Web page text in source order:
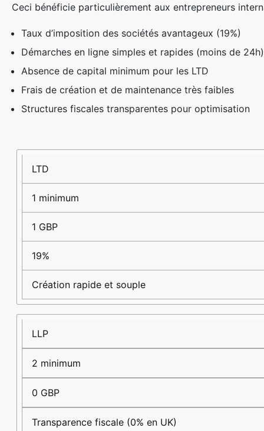
Ceci bénéficie particulièrement aux entrepreneurs
Taux d’imposition des sociétés avantageux (19%)
Démarches en ligne simples et rapides (moins de 24h)
Absence de capital minimum pour les LTD
Frais de création et de maintenance très faibles
Structures fiscales transparentes pour optimisation
Type
de
société
Nombre
d’associés
Capital
minimum
Taux
d’imposition
Avantage
principal
LTD
1 minimum
1 GBP
19%
Création rapide et souple
LLP
2 minimum
0 GBP
Transparence fiscale (0% en UK)